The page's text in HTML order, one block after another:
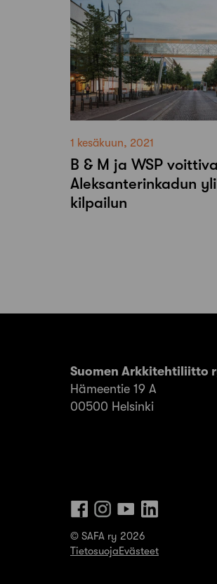
1 kesäkuun, 2021
B & M ja WSP
Aleksanterinkadun
kilpailun
Suomen Arkkitehtiliitto
Hämeentie 19 A
00500 Helsinki
© SAFA ry 2026
TietosuojaEvästeet